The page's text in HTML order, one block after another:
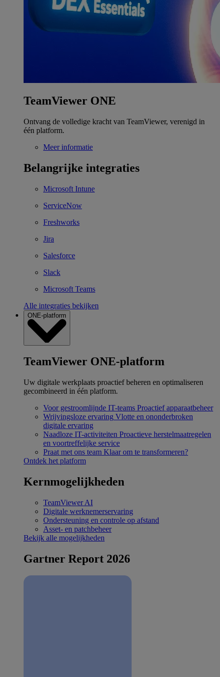
TeamViewer ONE
Ontvang de volledige kracht van TeamViewer, verenigd in
één platform.
Meer informatie
Belangrijke integraties
Microsoft Intune
ServiceNow
Freshworks
Jira
Salesforce
Slack
Microsoft Teams
Alle integraties bekijken
ONE-platform
TeamViewer ONE-platform
Uw digitale werkplaats proactief beheren en optimaliseren
gecombineerd in één platform.
Voor gestroomlijnde IT-teams Proactief apparaatbeheer
Wrijvingsloze ervaring Vlotte en ononderbroken
digitale ervaring
Naadloze IT-activiteiten Proactieve herstelmaatregelen
en voortreffelijke service
Praat met ons team Klaar om te transformeren?
Ontdek het platform
Kernmogelijkheden
TeamViewer AI
Digitale werknemerservaring
Ondersteuning en controle op afstand
Asset- en patchbeheer
Bekijk alle mogelijkheden
Gartner Report 2026